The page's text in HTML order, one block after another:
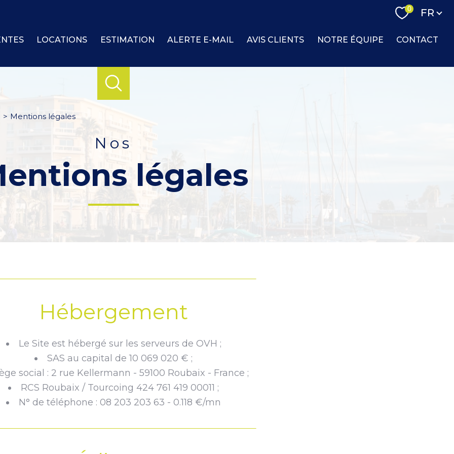
0 Langue
FR
LOCATIONS ESTIMATION ALERTE E-MAIL AVIS CLIENTS NOTRE ÉQUIPE CONTACT
Mentions légales
nos
mentions légales
Hébergement
Le Site est hébergé sur les serveurs de OVH ;
SAS au capital de 10 069 020 € ;
social : 2 rue Kellermann - 59100 Roubaix - France ;
RCS Roubaix / Tourcoing 424 761 419 00011 ;
N° de téléphone : 08 203 203 63 - 0.118 €/mn